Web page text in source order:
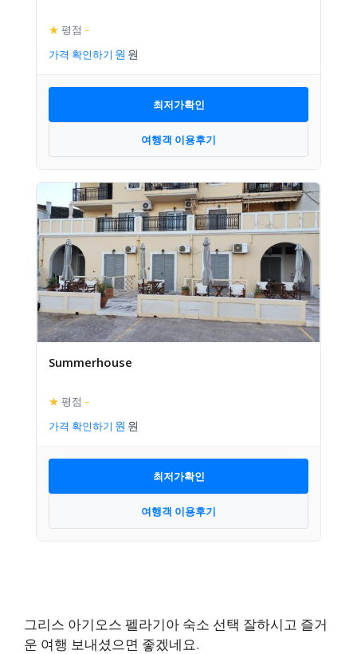
★ 평점 –
가격 확인하기
최저가확인
여행객 이용후기
Summerhouse
★ 평점 –
가격 확인하기
최저가확인
여행객 이용후기
그리스 아기오스 펠라기아 숙소 선택 잘하시고 즐거
운 여행 보내셨으면 좋겠네요.